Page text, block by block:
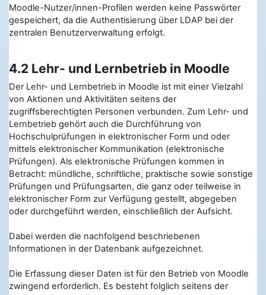
Moodle-Nutzer/innen-Profilen werden keine Passwörter
gespeichert, da die Authentisierung über LDAP bei der
zentralen Benutzerverwaltung erfolgt.
4.2 Lehr- und Lernbetrieb in Moodle
Der Lehr- und Lernbetrieb in Moodle ist mit einer Vielzahl
von Aktionen und Aktivitäten seitens der
zugriffsberechtigten Personen verbunden. Zum Lehr- und
Lernbetrieb gehört auch die Durchführung von
Hochschulprüfungen in elektronischer Form und oder
mittels elektronischer Kommunikation (elektronische
Prüfungen). Als elektronische Prüfungen kommen in
Betracht: mündliche, schriftliche, praktische sowie sonstige
Prüfungen und Prüfungsarten, die ganz oder teilweise in
elektronischer Form zur Verfügung gestellt, abgegeben
oder durchgeführt werden, einschließlich der Aufsicht.
Dabei werden die nachfolgend beschriebenen
Informationen in der Datenbank aufgezeichnet.
Die Erfassung dieser Daten ist für den Betrieb von Moodle
zwingend erforderlich. Es besteht folglich seitens der